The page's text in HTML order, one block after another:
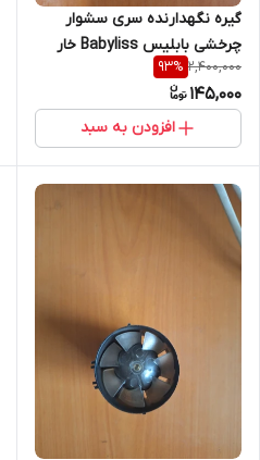
گیره نگهدارنده سری سشوار
چرخشی بابلیس Babyliss خار
سری سشوار چرخشی بابلیس
Babyliss
2,400,000
93%
145,000
افزودن به سبد